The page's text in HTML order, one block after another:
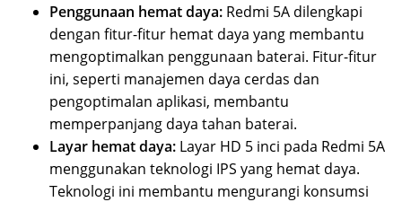
Penggunaan hemat daya: Redmi 5A dilengkapi
dengan fitur-fitur hemat daya yang membantu
mengoptimalkan penggunaan baterai. Fitur-fitur
ini, seperti manajemen daya cerdas dan
pengoptimalan aplikasi, membantu
memperpanjang daya tahan baterai.
Layar hemat daya: Layar HD 5 inci pada Redmi 5A
menggunakan teknologi IPS yang hemat daya.
Teknologi ini membantu mengurangi konsumsi